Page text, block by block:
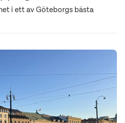
i ett av Göteborgs bästa